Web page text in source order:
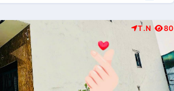
T.N 80